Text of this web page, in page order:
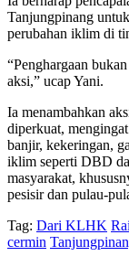
Tanjungpinang
perubahan iklim di
“Penghargaan
aksi,” ucap Yani.
Ia menambahkan
diperkuat,
banjir, kekeringan,
iklim seperti DBD
masyarakat,
pesisir dan pulau-
Tag: Dari KLHK
cermin